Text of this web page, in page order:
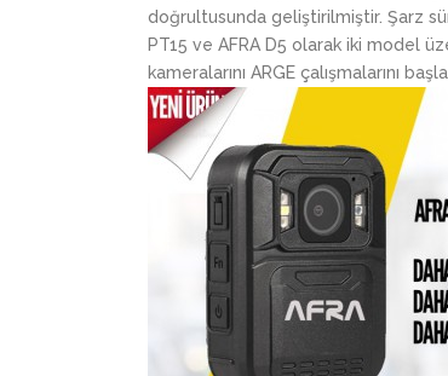
doğrultusunda geliştirilmiştir. Şarz
PT15 ve AFRA D5 olarak iki model
kameralarını ARGE çalışmalarını